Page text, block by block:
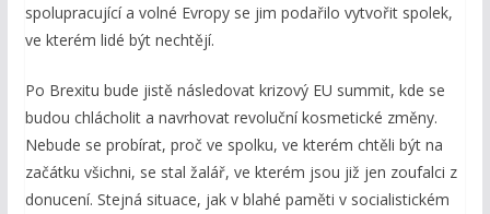
spolupracující a volné Evropy se jim podařilo vytvořit spolek,
ve kterém lidé být nechtějí.
Po Brexitu bude jistě následovat krizový EU summit, kde se
budou chlácholit a navrhovat revoluční kosmetické změny.
Nebude se probírat, proč ve spolku, ve kterém chtěli být na
začátku všichni, se stal žalář, ve kterém jsou již jen zoufalci z
donucení. Stejná situace, jak v blahé paměti v socialistickém